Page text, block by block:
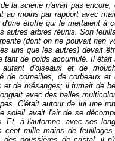
la scierie n'avait pas
au moins par rapport avec
d'une étoffe qui le mettaient à
autres arbres réunis. Son
(dont on ne pouvait rien
uns que les autres) devait
tant de poids accumulé. Il
autant d'oiseaux et de
de corneilles, de corbeaux
et de mésanges; il fumait de
avec des balles
C'était autour de lui une
soleil avait l'air de se
Et, à l'automne, avec ses
cent mille mains de